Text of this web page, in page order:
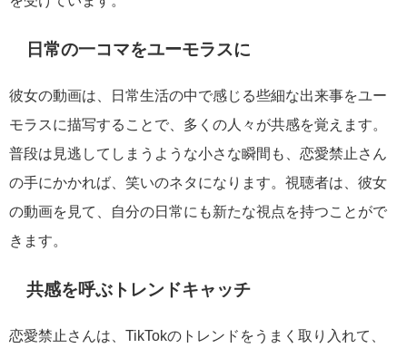
日常の一コマをユーモラスに
彼女の動画は、日常生活の中で感じる些細な出来事をユー
モラスに描写することで、多くの人々が共感を覚えます。
普段は見逃してしまうような小さな瞬間も、恋愛禁止さん
の手にかかれば、笑いのネタになります。視聴者は、彼女
の動画を見て、自分の日常にも新たな視点を持つことがで
きます。
共感を呼ぶトレンドキャッチ
恋愛禁止さんは、TikTokのトレンドをうまく取り入れて、